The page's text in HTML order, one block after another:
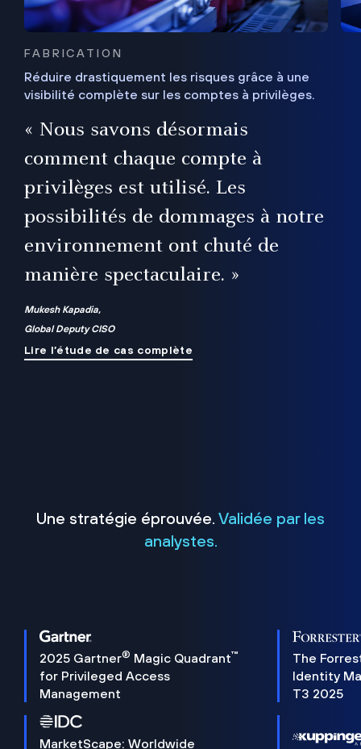
FABRICATION
Réduire drastiquement les risques grâce à une
visibilité complète sur les comptes à privilèges.
« Nous savons désormais
comment chaque compte à
privilèges est utilisé. Les
possibilités de dommages à notre
environnement ont chuté de
manière spectaculaire. »
Mukesh Kapadia,
Global Deputy CISO
Lire l’étude de cas complète
Une stratégie éprouvée. Validée par les
analystes.
2025 Gartner® Magic Quadrant™
for Privileged Access
Management
The
Identity
T3 2025
MarketScape: Worldwide